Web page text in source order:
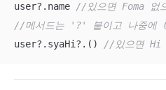
user?.name //있으면 Foma 없
//메서드는 '?' 붙이고 나중에
user?.syaHi?.() //있으면 Hi